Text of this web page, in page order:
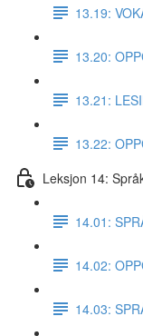
13.19:
13.20:
13.21:
13.22:
Leksjon 14:
14.01:
14.02:
14.03: